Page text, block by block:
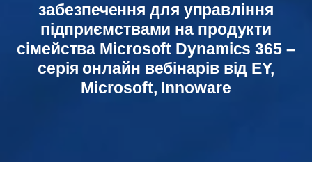
забезпечення для управління
підприємствами на продукти
сімейства Microsoft Dynamics 365 –
серія онлайн вебінарів від EY,
Microsoft, Innoware